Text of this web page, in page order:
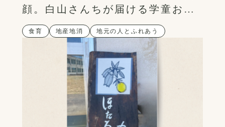
顔。白山さんちが届ける学童おや
つ
食育 地産地消 地元の人とふれあう